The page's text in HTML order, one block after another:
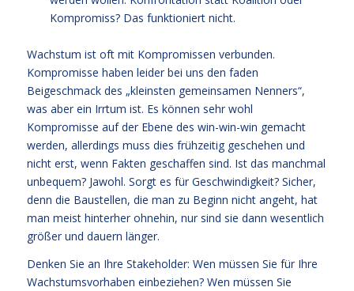
Kompromiss? Das funktioniert nicht.
Wachstum ist oft mit Kompromissen verbunden.
Kompromisse haben leider bei uns den faden
Beigeschmack des „kleinsten gemeinsamen Nenners“,
was aber ein Irrtum ist. Es können sehr wohl
Kompromisse auf der Ebene des win-win-win gemacht
werden, allerdings muss dies frühzeitig geschehen und
nicht erst, wenn Fakten geschaffen sind. Ist das manchmal
unbequem? Jawohl. Sorgt es für Geschwindigkeit? Sicher,
denn die Baustellen, die man zu Beginn nicht angeht, hat
man meist hinterher ohnehin, nur sind sie dann wesentlich
größer und dauern länger.
Denken Sie an Ihre Stakeholder: Wen müssen Sie für Ihre
Wachstumsvorhaben einbeziehen? Wen müssen Sie